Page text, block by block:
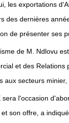
les exportations
des dernières
de présenter ses
de M. Ndlovu
et des Relations
aux secteurs
sera l'occasion
son offre, a